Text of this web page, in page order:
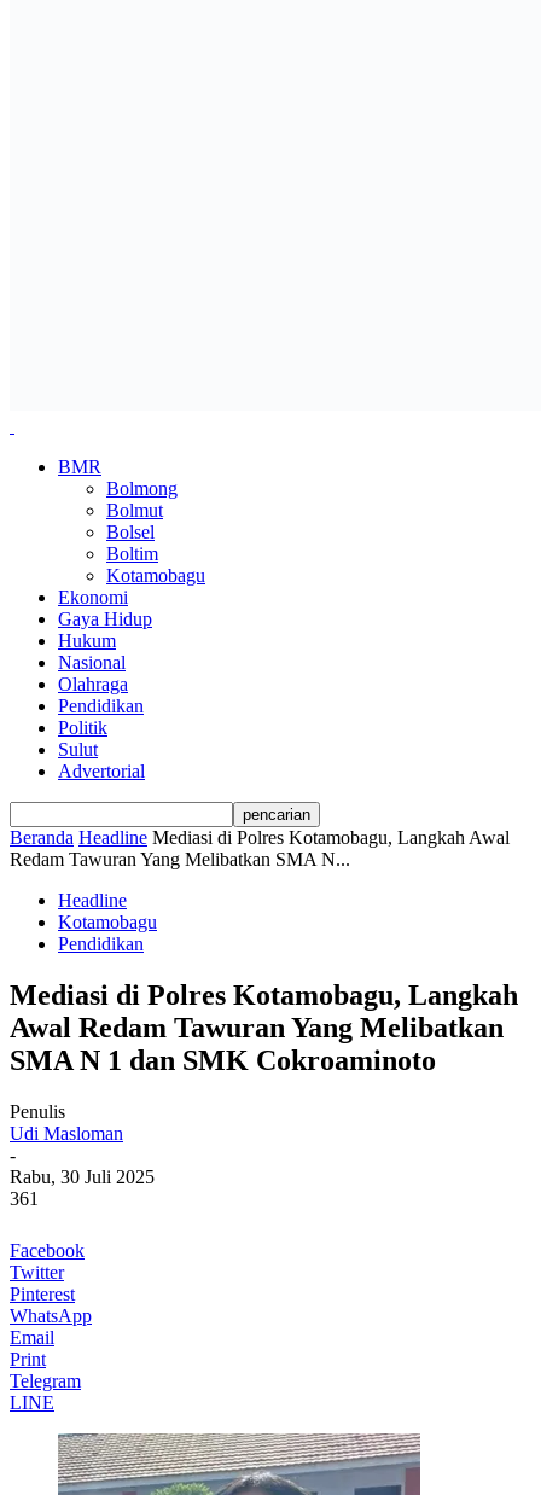
BMR
Bolmong
Bolmut
Bolsel
Boltim
Kotamobagu
Ekonomi
Gaya Hidup
Hukum
Nasional
Olahraga
Pendidikan
Politik
Sulut
Advertorial
Beranda Headline Mediasi di Polres Kotamobagu, Langkah Awal
Redam Tawuran Yang Melibatkan SMA N...
Headline
Kotamobagu
Pendidikan
Mediasi di Polres Kotamobagu, Langkah
Awal Redam Tawuran Yang Melibatkan
SMA N 1 dan SMK Cokroaminoto
Penulis
Udi Masloman
-
Rabu, 30 Juli 2025
361
Facebook
Twitter
Pinterest
WhatsApp
Email
Print
Telegram
LINE